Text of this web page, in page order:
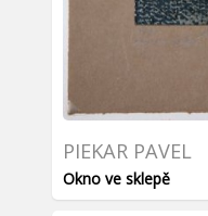
PIEKAR PAVEL
Okno ve sklepě